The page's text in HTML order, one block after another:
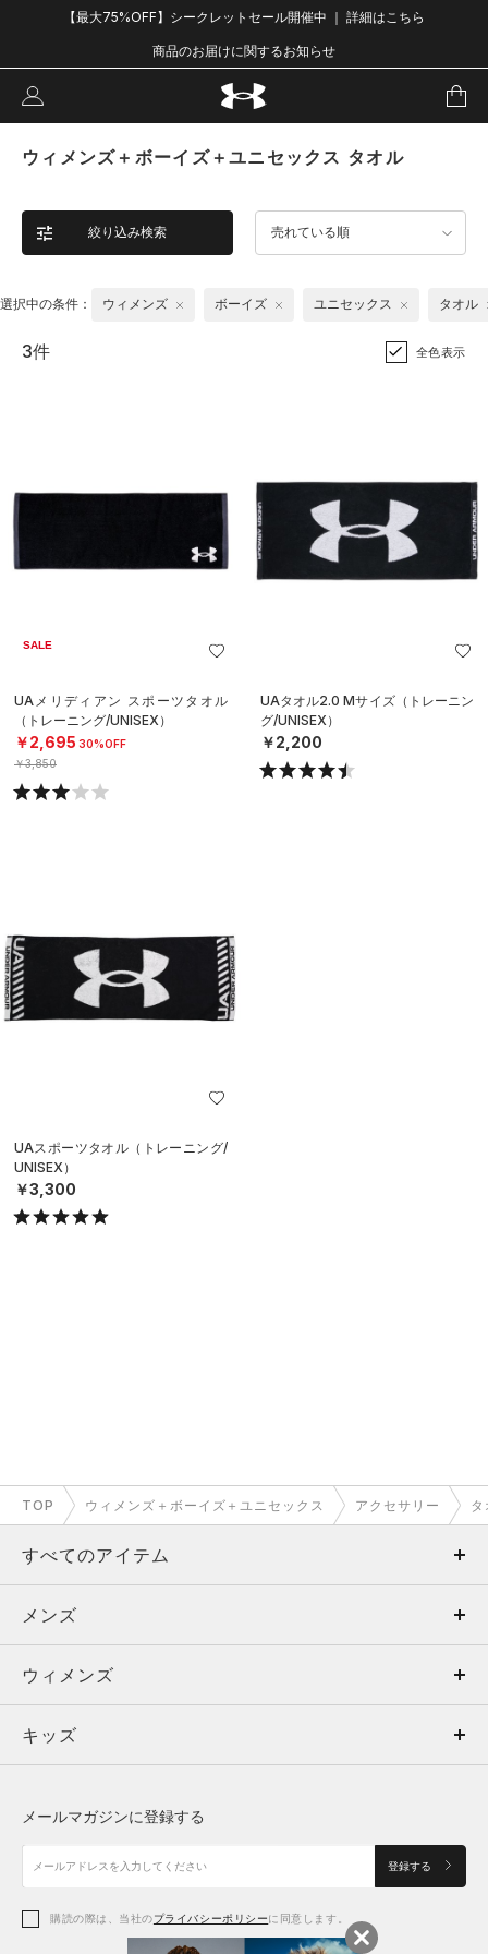
【最大75%OFF】シークレットセール開催中 ｜ 詳細はこちら
商品のお届けに関するお知らせ
ウィメンズ＋ボーイズ＋ユニセックス タオル
絞り込み検索 売れている順
選択中の条件： ウィメンズ ボーイズ ユニセックス タオル
3件 全色表示
SALE
UAメリディアン スポーツタオル
（トレーニング/UNISEX）
￥2,695 30%OFF
￥3,850
UAタオル2.0 Mサイズ（トレーニン
グ/UNISEX）
￥2,200
UAスポーツタオル（トレーニング/
UNISEX）
￥3,300
TOP ウィメンズ＋ボーイズ＋ユニセックス アクセサリー
すべてのアイテム
メンズ
ウィメンズ
キッズ
アクセサリー
メンズ
トップス
ボトムス
アクセサリー
ウィメンズ
トップス
シューズ
アクセサリー
キッズ
シューズ
メールマガジンに登録する
登録する
購読の際は、当社のプライバシーポリシーに同意します。